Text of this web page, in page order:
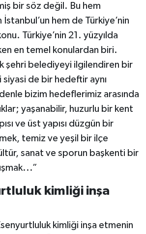
bir söz değil. Bu hem
İstanbul’un hem de Türkiye’nin
Türkiye’nin 21. yüzyılda
en temel konulardan biri.
şehri belediyeyi ilgilendiren bir
de bir hedeftir aynı
bizim hedeflerimiz arasında
yaşanabilir, huzurlu bir kent
ve üst yapısı düzgün bir
temiz ve yeşil bir ilçe
sanat ve sporun başkenti bir
kimliği inşa
kimliği inşa etmenin